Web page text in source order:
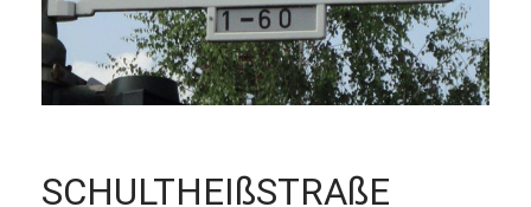
SCHULTHEIßSTRAßE